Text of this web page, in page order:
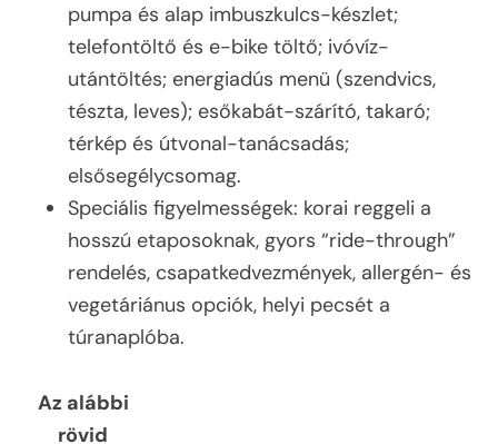
pumpa és alap imbuszkulcs-készlet;
telefontöltő és e-bike töltő; ivóvíz-
utántöltés; energiadús menü (szendvics,
tészta, leves); esőkabát-szárító, takaró;
térkép és útvonal-tanácsadás;
elsősegélycsomag.
Speciális figyelmességek: korai reggeli a
hosszú etaposoknak, gyors “ride-through”
rendelés, csapatkedvezmények, allergén- és
vegetáriánus opciók, helyi pecsét a
túranaplóba.
Az alábbi
rövid